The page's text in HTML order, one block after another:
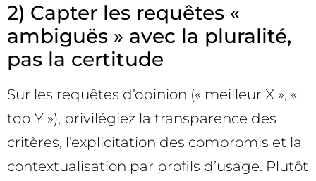
2) Capter les requêtes «
ambiguës » avec la pluralité,
pas la certitude
Sur les requêtes d’opinion (« meilleur X », «
top Y »), privilégiez la transparence des
critères, l’explicitation des compromis et la
contextualisation par profils d’usage. Plutôt